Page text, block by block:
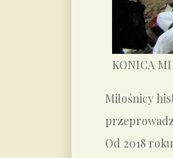
KONICA
Miłośnicy
Od 2018